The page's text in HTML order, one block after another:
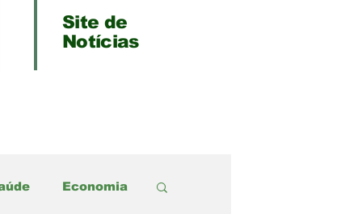
Site de
Notícias
Economia